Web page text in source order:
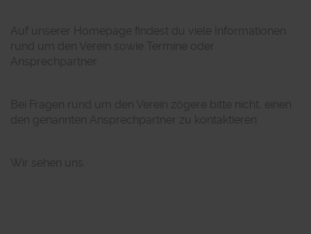
Auf unserer Homepage findest du viele Informationen
rund um den Verein sowie Termine oder
Ansprechpartner.
Bei Fragen rund um den Verein zögere bitte nicht, einen
den genannten Ansprechpartner zu kontaktieren.
Wir sehen uns.